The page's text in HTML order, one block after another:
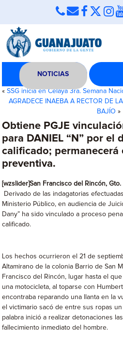
NOTICIAS
«SSG inicia en Celaya 3ra. Semana
AGRADECE INAEBA A RECTOR DE
BAJÍO »
Obtiene PGJE
para DANIEL “N” por el
calificado; permanecerá
preventiva.
[wzslider]San Francisco del Rincón,
Derivado de las indagatorias
Ministerio Público, en audiencia de
Dany” ha sido vinculado a proceso
calificado.
Los hechos ocurrieron el 21 de
Altamirano de la colonia Barrio de San
Francisco del Rincón, lugar hasta el
una motocicleta, al toparse con
encontraba reparando una llanta en la
el victimario sacó de entre sus ropas
palabra inició a realizar detonaciones
fallecimiento inmediato del hombre.